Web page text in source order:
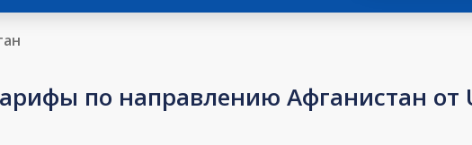
по направлению Афганистан от